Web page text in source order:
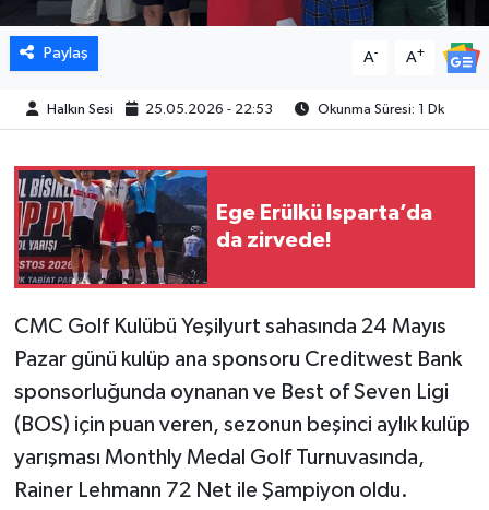
Paylaş A- A+
Halkın Sesi 25.05.2026 - 22:53 Okunma Süresi: 1 Dk
Ege Erülkü Isparta’da
da zirvede!
CMC Golf Kulübü Yeşilyurt sahasında 24 Mayıs
Pazar günü kulüp ana sponsoru Creditwest Bank
sponsorluğunda oynanan ve Best of Seven Ligi
(BOS) için puan veren, sezonun beşinci aylık kulüp
yarışması Monthly Medal Golf Turnuvasında,
Rainer Lehmann 72 Net ile Şampiyon oldu.